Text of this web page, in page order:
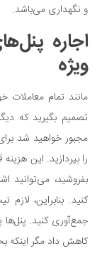
بازی
طنز
فال
و نگهداری می‌باشد.
اجاره
ویژه
مانند تمام
تصمیم بگیرید که
را بپردازید. این
بفروشید، می‌توانید
کنید. بنابراین،
جمع‌آوری کنید. پنل‌ها
کاهش داد مگر اینکه بخواهید مبلغ